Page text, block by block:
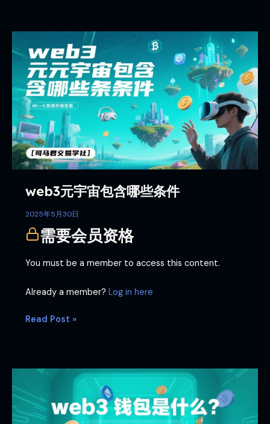
web3元宇宙包含哪些条件
2025年5月30日
需要会员资格
You must be a member to access this content.
Already a member? Log in here
元
宇
宙
包
含
哪
些
条
件
Read Post »
web3
钱
包
是